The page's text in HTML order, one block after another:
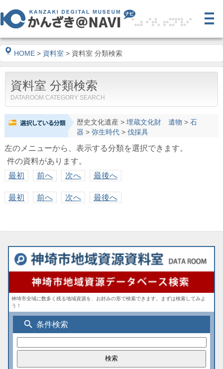
HOME > 資料室 > 資料室 分類検索
資料室 分類検索
DATAROOM CATEGORY SEARCH
歴史文化遺産> 埋蔵文化財 遺物 > 石
器 > 弥生時代> 伐採具
左のメニューから、表示する分類を選択できます。
件の資料があります。
最初
前へ 次へ 最後へ
最初 前へ 次へ 最後へ
神埼市全域に数多く残る地域資源を、お好みの形で検索できます。まずは検索してみよ
う！
search 条件検索